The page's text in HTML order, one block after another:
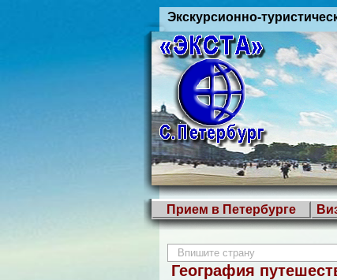
Экскурсионно-
Прием в Петербурге
География